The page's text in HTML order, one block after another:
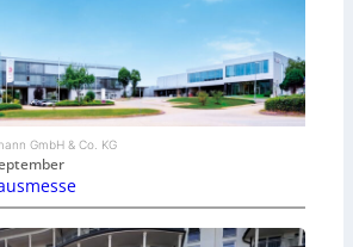
GmbH & Co. KG